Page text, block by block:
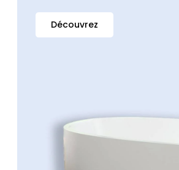
Découvrez